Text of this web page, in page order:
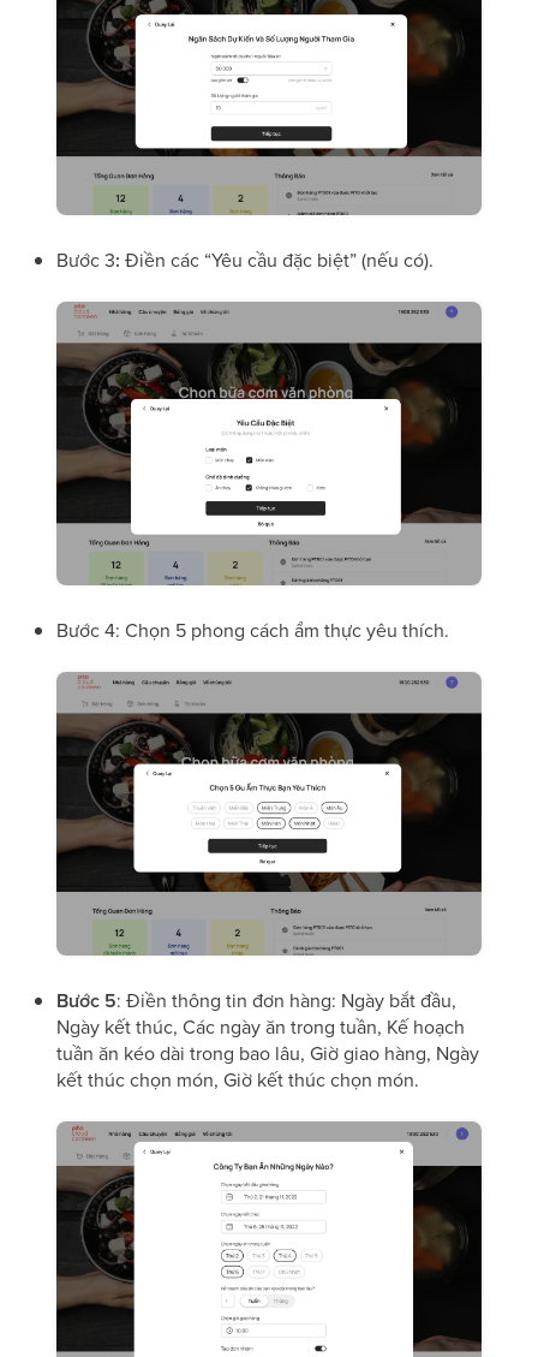
Bước 3: Điền các “Yêu cầu đặc biệt” (nếu có).
Bước 4: Chọn 5 phong cách ẩm thực yêu thích.
Bước 5: Điền thông tin đơn hàng: Ngày bắt đầu,
Ngày kết thúc, Các ngày ăn trong tuần, Kế hoạch
tuần ăn kéo dài trong bao lâu, Giờ giao hàng, Ngày
kết thúc chọn món, Giờ kết thúc chọn món.